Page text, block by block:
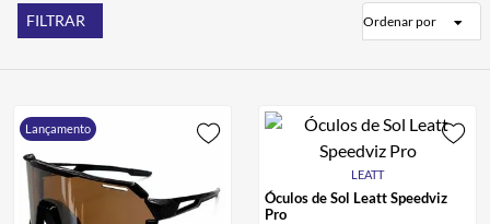
FILTRAR Ordenar por
Lançamento
LEATT
Óculos de Sol Leatt Speedviz
Pro
2º BOTA
5º LUVA
6º BAU
7º ALPINESTAR